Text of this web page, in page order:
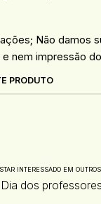
Não damos
nem impressão
PRODUTO
INTERESSADO EM
Dia dos professores